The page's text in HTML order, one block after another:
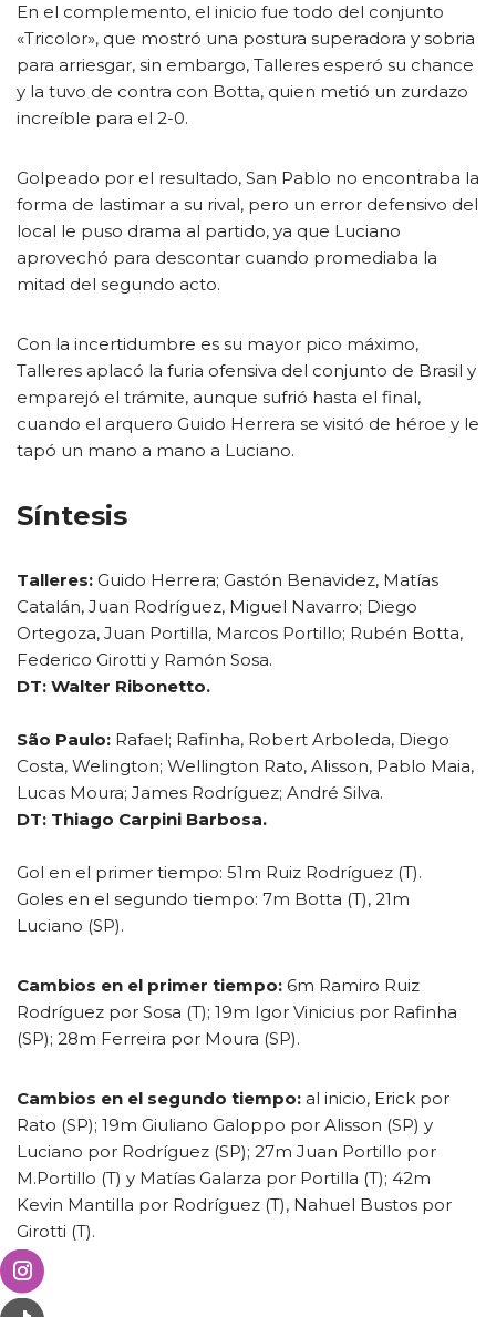
En el complemento, el inicio fue todo del conjunto
«Tricolor», que mostró una postura superadora y sobria
para arriesgar, sin embargo, Talleres esperó su chance
y la tuvo de contra con Botta, quien metió un zurdazo
increíble para el 2-0.
Golpeado por el resultado, San Pablo no encontraba la
forma de lastimar a su rival, pero un error defensivo del
local le puso drama al partido, ya que Luciano
aprovechó para descontar cuando promediaba la
mitad del segundo acto.
Con la incertidumbre es su mayor pico máximo,
Talleres aplacó la furia ofensiva del conjunto de Brasil y
emparejó el trámite, aunque sufrió hasta el final,
cuando el arquero Guido Herrera se visitó de héroe y le
tapó un mano a mano a Luciano.
Síntesis
Talleres: Guido Herrera; Gastón Benavidez, Matías
Catalán, Juan Rodríguez, Miguel Navarro; Diego
Ortegoza, Juan Portilla, Marcos Portillo; Rubén Botta,
Federico Girotti y Ramón Sosa.
DT: Walter Ribonetto.
São Paulo: Rafael; Rafinha, Robert Arboleda, Diego
Costa, Welington; Wellington Rato, Alisson, Pablo Maia,
Lucas Moura; James Rodríguez; André Silva.
DT: Thiago Carpini Barbosa.
Gol en el primer tiempo: 51m Ruiz Rodríguez (T).
Goles en el segundo tiempo: 7m Botta (T), 21m
Luciano (SP).
Cambios en el primer tiempo: 6m Ramiro Ruiz
Rodríguez por Sosa (T); 19m Igor Vinicius por Rafinha
(SP); 28m Ferreira por Moura (SP).
Cambios en el segundo tiempo: al inicio, Erick por
Rato (SP); 19m Giuliano Galoppo por Alisson (SP) y
Luciano por Rodríguez (SP); 27m Juan Portillo por
M.Portillo (T) y Matías Galarza por Portilla (T); 42m
Kevin Mantilla por Rodríguez (T), Nahuel Bustos por
Girotti (T).